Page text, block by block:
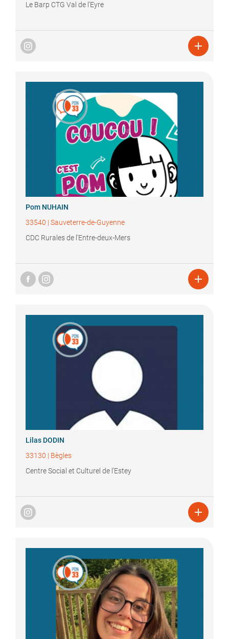
Le Barp CTG Val de l'Eyre

Pom NUHAIN
33540 | Sauveterre-de-Guyenne
CDC Rurales de l'Entre-deux-Mers

Lilas DODIN
33130 | Bègles
Centre Social et Culturel de l’Estey
